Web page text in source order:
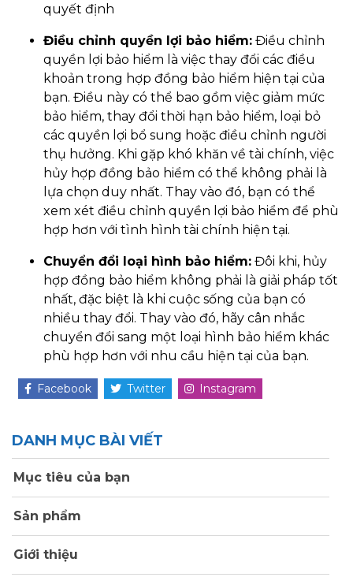
quyết định
Điều chỉnh quyền lợi bảo hiểm: Điều chỉnh
quyền lợi bảo hiểm là việc thay đổi các điều
khoản trong hợp đồng bảo hiểm hiện tại của
bạn. Điều này có thể bao gồm việc giảm mức
bảo hiểm, thay đổi thời hạn bảo hiểm, loại bỏ
các quyền lợi bổ sung hoặc điều chỉnh người
thụ hưởng. Khi gặp khó khăn về tài chính, việc
hủy hợp đồng bảo hiểm có thể không phải là
lựa chọn duy nhất. Thay vào đó, bạn có thể
xem xét điều chỉnh quyền lợi bảo hiểm để phù
hợp hơn với tình hình tài chính hiện tại.
Chuyển đổi loại hình bảo hiểm: Đôi khi, hủy
hợp đồng bảo hiểm không phải là giải pháp tốt
nhất, đặc biệt là khi cuộc sống của bạn có
nhiều thay đổi. Thay vào đó, hãy cân nhắc
chuyển đổi sang một loại hình bảo hiểm khác
phù hợp hơn với nhu cầu hiện tại của bạn.
Facebook Twitter Instagram
DANH MỤC BÀI VIẾT
Mục tiêu của bạn
Sản phẩm
Giới thiệu